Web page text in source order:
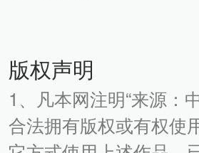
版权声明
1、凡本网注明“来源：
合法拥有版权或有权使